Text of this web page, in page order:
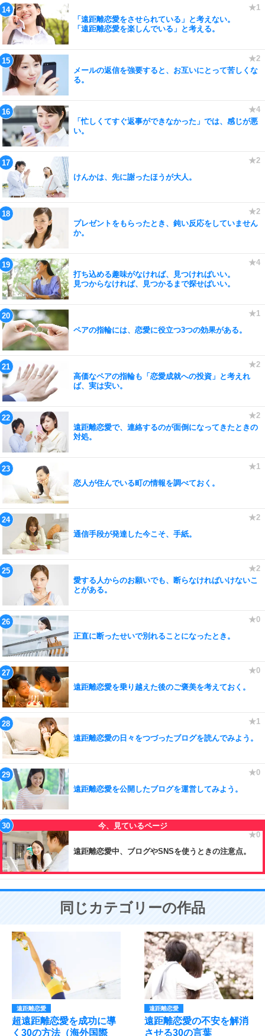
「遠距離恋愛をさせられている」と考えない。
「遠距離恋愛を楽しんでいる」と考える。
メールの返信を強要すると、お互いにとって苦しくな
る。
「忙しくてすぐ返事ができなかった」では、感じが悪
い。
けんかは、先に謝ったほうが大人。
プレゼントをもらったとき、鈍い反応をしていません
か。
打ち込める趣味がなければ、見つければいい。
見つからなければ、見つかるまで探せばいい。
ペアの指輪には、恋愛に役立つ3つの効果がある。
高価なペアの指輪も「恋愛成就への投資」と考えれ
ば、実は安い。
遠距離恋愛で、連絡するのが面倒になってきたときの
対処。
恋人が住んでいる町の情報を調べておく。
通信手段が発達した今こそ、手紙。
愛する人からのお願いでも、断らなければいけないこ
とがある。
正直に断ったせいで別れることになったとき。
遠距離恋愛を乗り越えた後のご褒美を考えておく。
遠距離恋愛の日々をつづったブログを読んでみよう。
遠距離恋愛を公開したブログを運営してみよう。
遠距離恋愛中、ブログやSNSを使うときの注意点。
同じカテゴリーの作品
遠距離恋愛
超遠距離恋愛を成功に導
く30の方法（海外国際
遠距離恋愛
遠距離恋愛の不安を解消
させる30の言葉